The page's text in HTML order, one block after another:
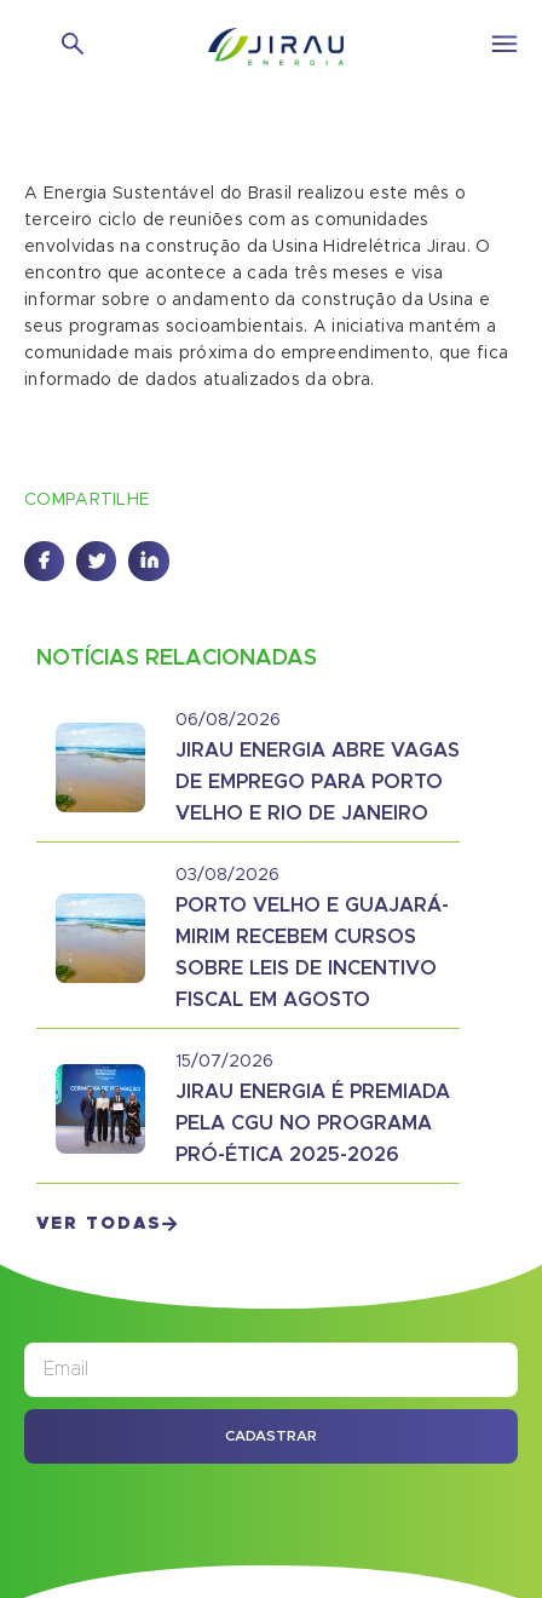
A Energia Sustentável do Brasil realizou este mês o
terceiro ciclo de reuniões com as comunidades
envolvidas na construção da Usina Hidrelétrica Jirau. O
encontro que acontece a cada três meses e visa
informar sobre o andamento da construção da Usina e
seus programas socioambientais. A iniciativa mantém a
comunidade mais próxima do empreendimento, que fica
informado de dados atualizados da obra.
COMPARTILHE
NOTÍCIAS RELACIONADAS
06/08/2026
JIRAU ENERGIA ABRE VAGAS
DE EMPREGO PARA PORTO
VELHO E RIO DE JANEIRO
03/08/2026
PORTO VELHO E GUAJARÁ-
MIRIM RECEBEM CURSOS
SOBRE LEIS DE INCENTIVO
FISCAL EM AGOSTO
15/07/2026
JIRAU ENERGIA É PREMIADA
PELA CGU NO PROGRAMA
PRÓ-ÉTICA 2025-2026
VER TODAS
CADASTRAR